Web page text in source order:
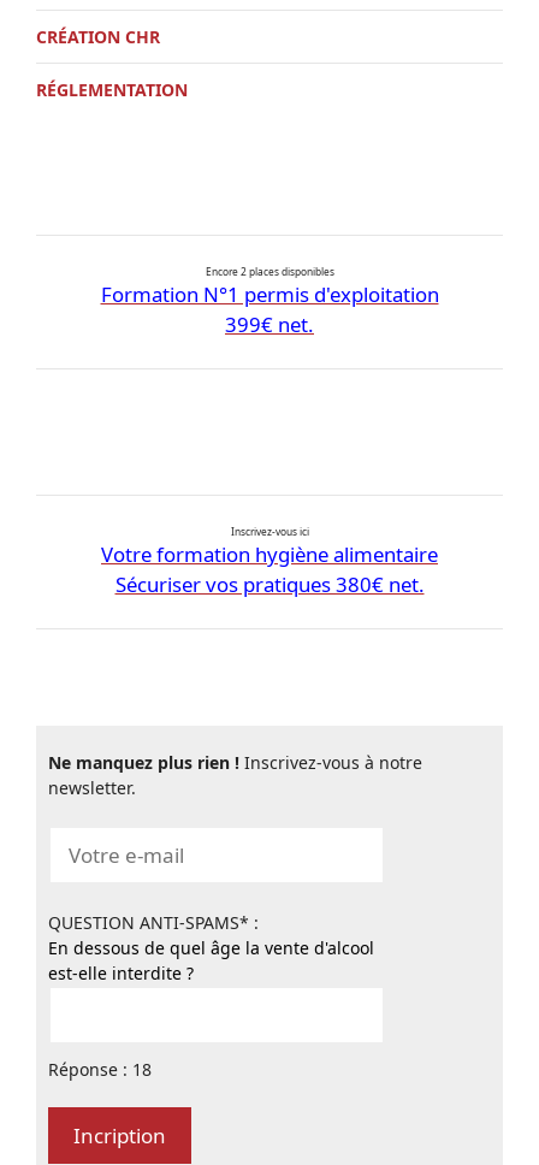
CRÉATION CHR
RÉGLEMENTATION
Encore 2 places disponibles
Formation N°1 permis d'exploitation
399€ net.
Inscrivez-vous ici
Votre formation hygiène alimentaire
Sécuriser vos pratiques 380€ net.
Ne manquez plus rien ! Inscrivez-vous à notre
newsletter.
QUESTION ANTI-SPAMS* :
En dessous de quel âge la vente d'alcool
est-elle interdite ?
Réponse : 18